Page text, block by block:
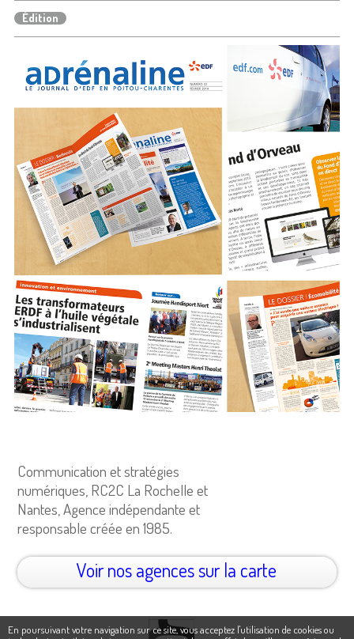
Édition
Communication et stratégies
numériques, RC2C La Rochelle et
Nantes, Agence indépendante et
responsable créée en 1985.
Voir nos agences sur la carte
En poursuivant votre navigation sur ce site, vous acceptez l'utilisation de cookies ou